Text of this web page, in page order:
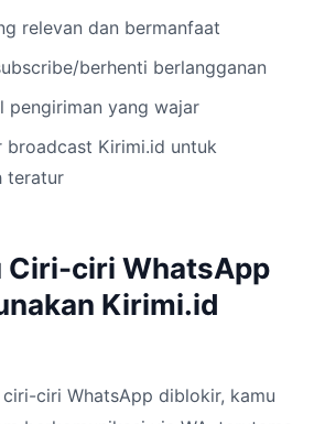
relevan dan bermanfaat
berhenti berlangganan
pengiriman yang wajar
broadcast Kirimi.id untuk
teratur
Ciri-ciri WhatsApp
Kirimi.id
ciri-ciri WhatsApp diblokir, kamu